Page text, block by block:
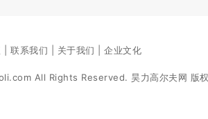
| 联系我们 | 关于我们 | 企业文化
All Rights Reserved. 昊力高尔夫网 版